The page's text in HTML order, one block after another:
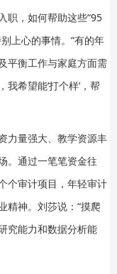
职，如何帮助这些“95
上心的事情。“有的年
平衡工作与家庭方面需
希望能‘打个样’，帮
力量强大、教学资源丰
。通过一笔笔资金往
个审计项目，年轻审计
精神。刘莎说：“摸爬
究能力和数据分析能